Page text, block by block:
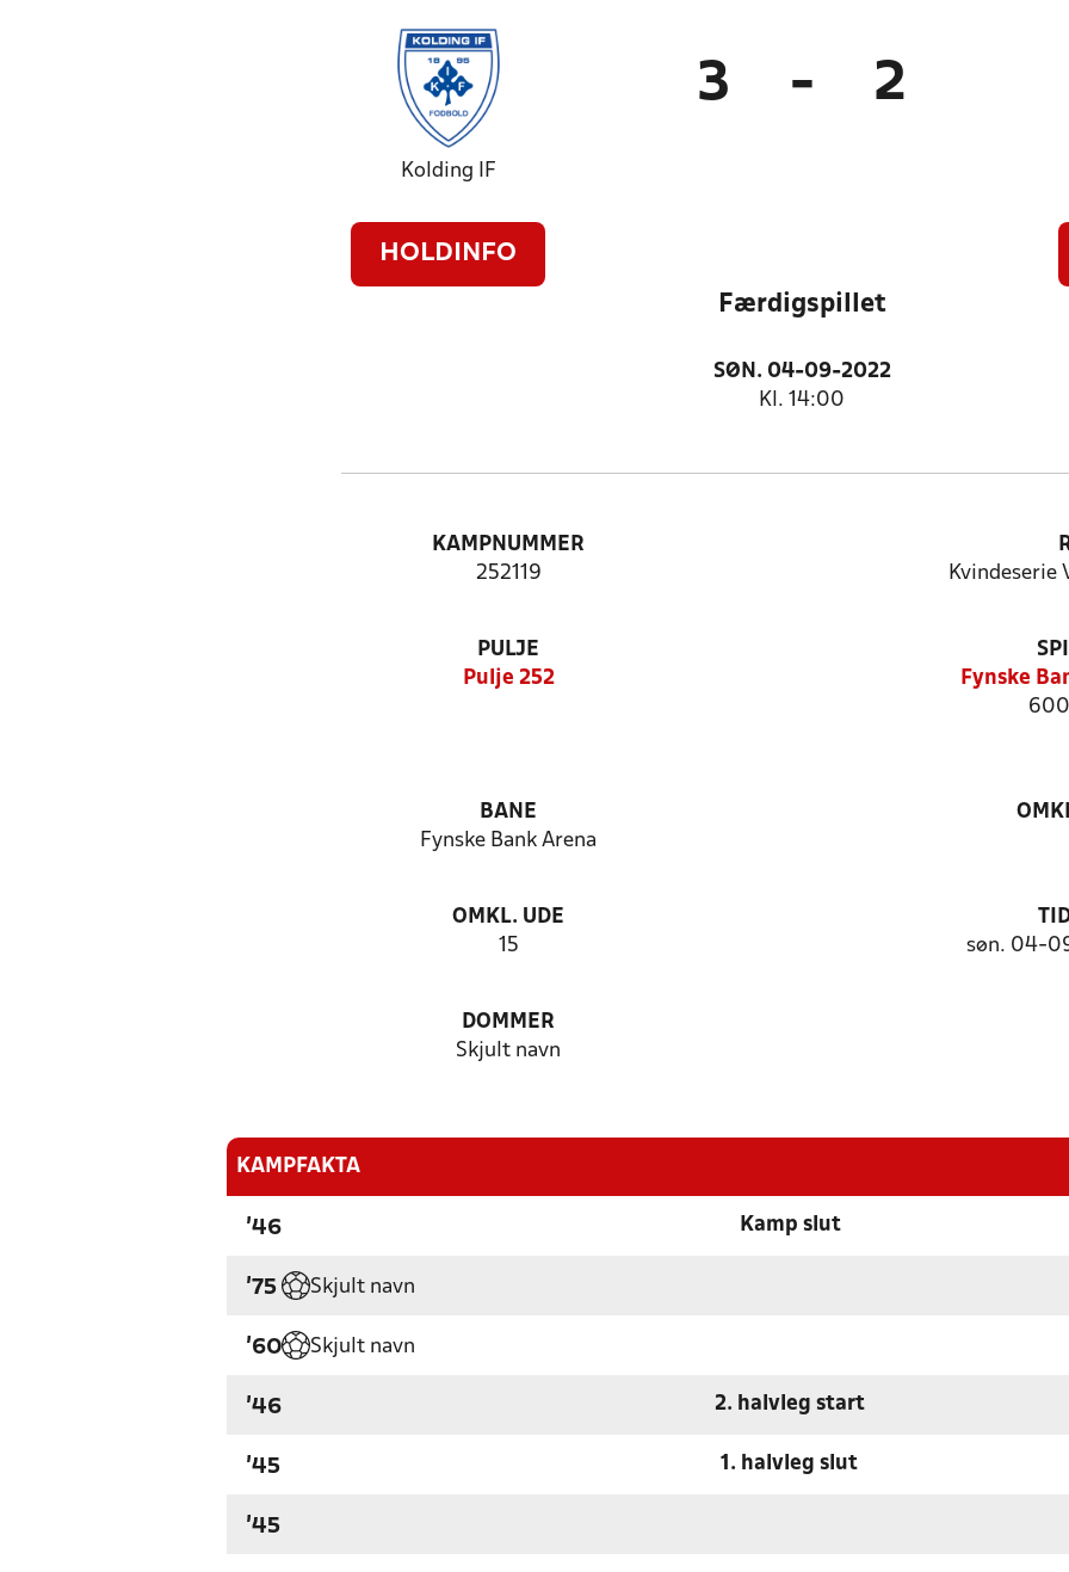
Kolding IF
HOLDINFO
3 - 2
Færdigspillet
SØN. 04-09-2022
Kl. 14:00
KAMPNUMMER
252119
Kvindeserie
PULJE
Pulje 252
Fynske
BANE
Fynske Bank Arena
OMKL. UDE
15
søn. 04-
DOMMER
Skjult navn
KAMPFAKTA
'46 Kamp slut
'75 Skjult navn
'60 Skjult navn
'46 2. halvleg start
'45 1. halvleg slut
'45